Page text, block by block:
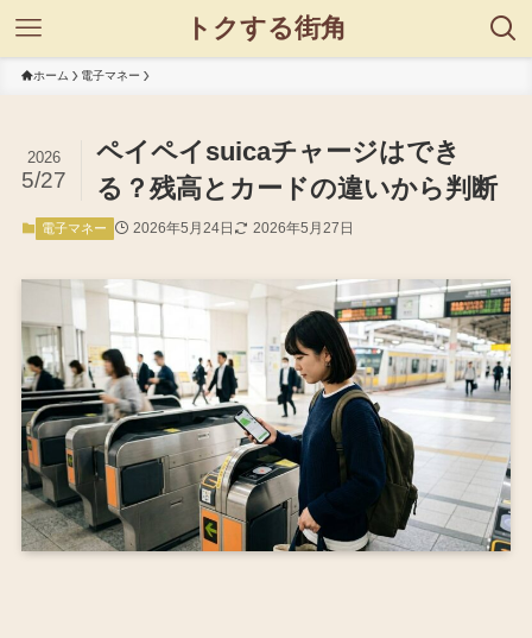
トクする街角
ホーム 電子マネー
ペイペイsuicaチャージはでき
る？残高とカードの違いから判断
2026
5/27
電子マネー 2026年5月24日 2026年5月27日